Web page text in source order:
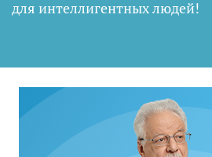
для интеллигентных людей!